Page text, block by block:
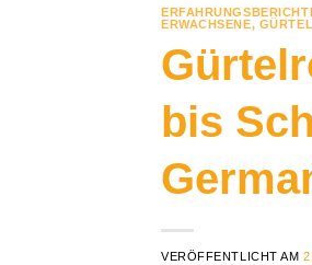
ERWACHSENE,
bis
VERÖFFENTLICHT AM